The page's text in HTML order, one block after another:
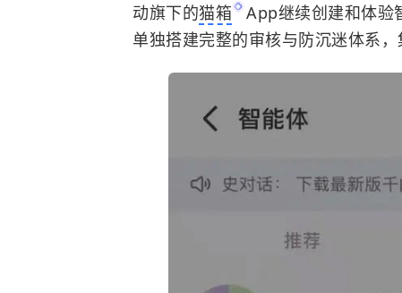
动旗下的猫箱
App继续创建和体验
单独搭建完整的审核与防沉迷体系